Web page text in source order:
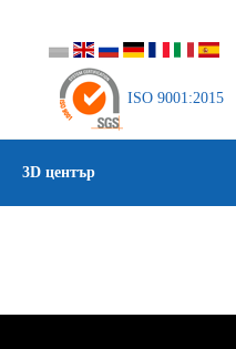
ISO 9001:2015
3D център